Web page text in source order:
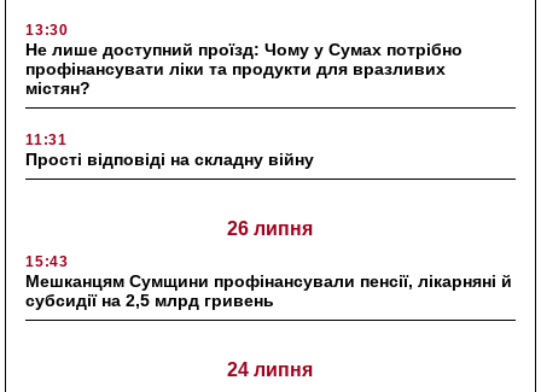
13:30
Не лише доступний проїзд: Чому у Сумах потрібно
профінансувати ліки та продукти для вразливих
містян?
11:31
Прості відповіді на складну війну
26 липня
15:43
Мешканцям Сумщини профінансували пенсії, лікарняні й
субсидії на 2,5 млрд гривень
24 липня